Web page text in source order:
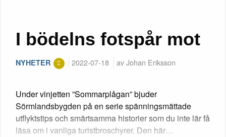
I bödelns fotspår mot
NYHETER 2022-07-18 av Johan Eriksson
Under vinjetten ”Sommarplågan” bjuder
Sörmlandsbygden på en serie spänningsmättade
utflyktstips och smärtsamma historier som du inte lär få
läsa om i vanliga turistbroschyrer. Den här…